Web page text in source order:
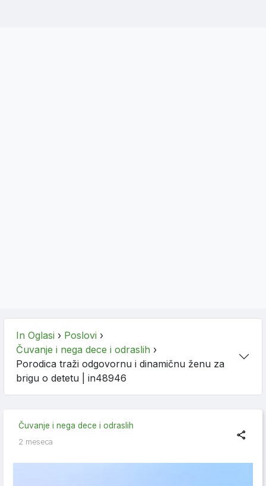
In Oglasi › Poslovi ›
Čuvanje i nega dece i odraslih ›
Porodica traži odgovornu i dinamičnu ženu za
brigu o detetu | in48946
Čuvanje i nega dece i odraslih
2 meseca